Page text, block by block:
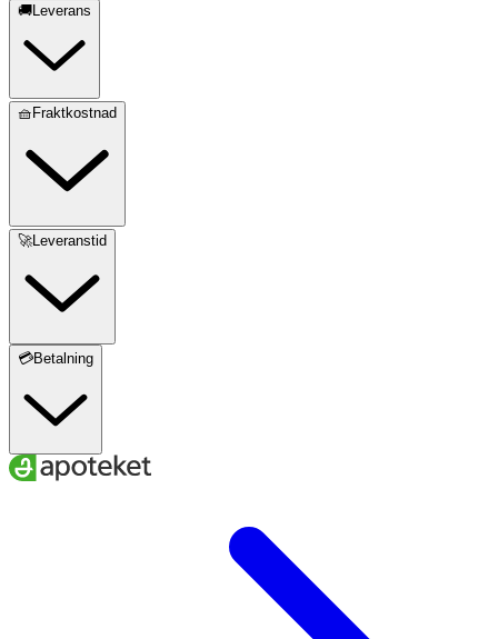
🚚Leverans
🧺Fraktkostnad
🚀Leveranstid
💳Betalning